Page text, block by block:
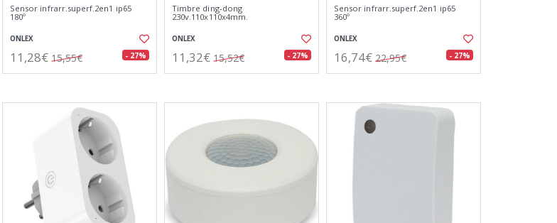
Sensor infrarr.superf.2en1 ip65
180º
ONLEX
11,28€ 15,55€ - 27%
Timbre ding-dong
230v.110x110x4mm.
ONLEX
11,32€ 15,52€ - 27%
Sensor infrarr.superf.2en1 ip65
360º
ONLEX
16,74€ 22,95€ - 27%